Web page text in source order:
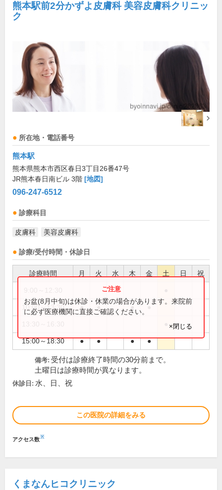
熊本駅前2分かずよ皮膚科 美容皮膚科クリニッ
ク
所在地・電話番号
熊本駅
熊本県熊本市西区春日3丁目26番47号
JR熊本春日南ビル 3階 [地図]
096-247-6512
診療科目
皮膚科 美容皮膚科
診療/受付時間・休診日
診療時間 月 火 水 木 金 土 日 祝
10:00～13:30 ● ● ● ●
15:00～18:30 ● ● ● ●
お盆(8月中旬)は休診・休業の場合があります。来院前
に必ず医療機関に直接ご確認ください。
×閉じる
備考: 受付は診療終了時間の30分前まで。
土曜日は診療時間が異なります。
休診日: 水、日、祝
この医院の詳細をみる
アクセス数※
くまなんヒコクリニック